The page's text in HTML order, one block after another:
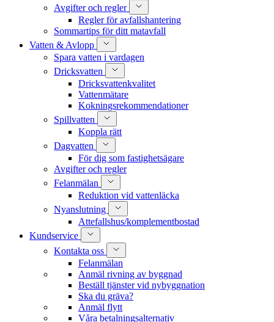
Avgifter och regler
Regler för avfallshantering
Sommartips för ditt matavfall
Vatten & Avlopp
Spara vatten i vardagen
Dricksvatten
Dricksvattenkvalitet
Vattenmätare
Kokningsrekommendationer
Spillvatten
Koppla rätt
Dagvatten
För dig som fastighetsägare
Avgifter och regler
Felanmälan
Reduktion vid vattenläcka
Nyanslutning
Attefallshus/komplementbostad
Kundservice
Kontakta oss
Felanmälan
Anmäl rivning av byggnad
Beställ tjänster vid nybyggnation
Ska du gräva?
Anmäl flytt
Våra betalningsalternativ